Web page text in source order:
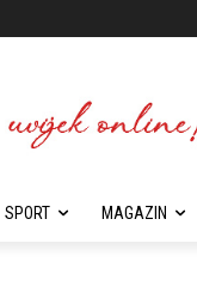
SPORT MAGAZIN